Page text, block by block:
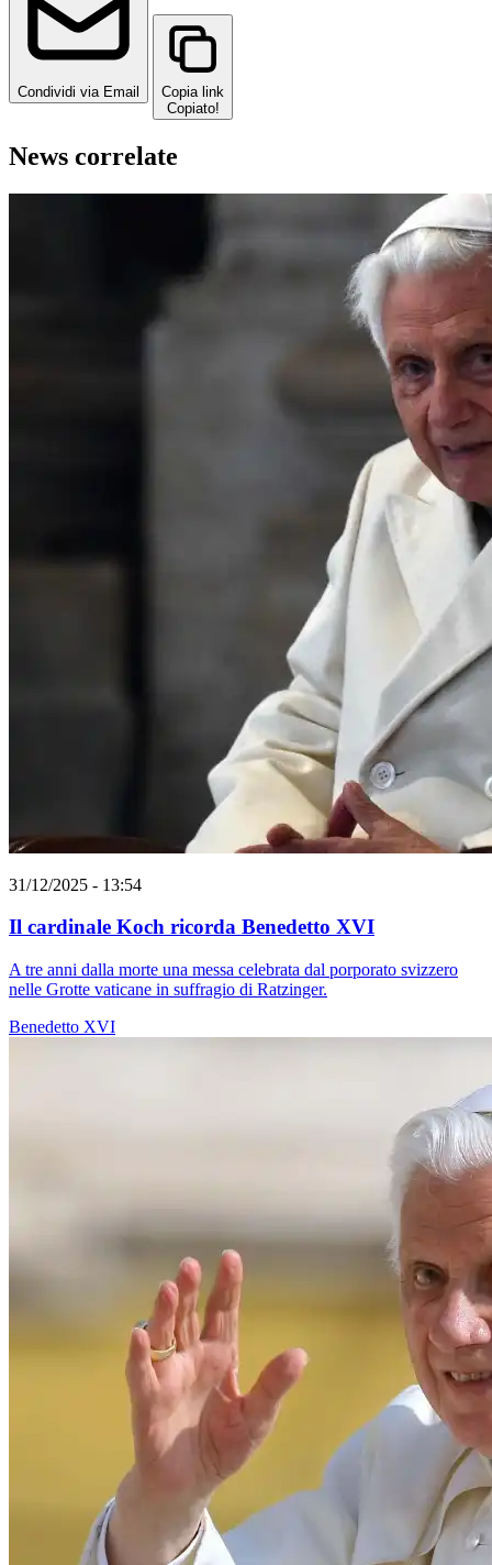
Condividi via Email
Copia link
Copiato!
News correlate
31/12/2025 - 13:54
Il cardinale Koch ricorda Benedetto XVI
A tre anni dalla morte una messa celebrata dal porporato svizzero
nelle Grotte vaticane in suffragio di Ratzinger.
Benedetto XVI